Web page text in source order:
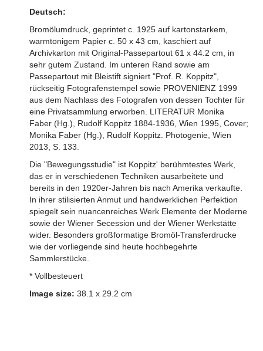
Deutsch:
Bromölumdruck, geprintet c. 1925 auf kartonstarkem,
warmtonigem Papier c. 50 x 43 cm, kaschiert auf
Archivkarton mit Original-Passepartout 61 x 44.2 cm, in
sehr gutem Zustand. Im unteren Rand sowie am
Passepartout mit Bleistift signiert "Prof. R. Koppitz",
rückseitig Fotografenstempel sowie PROVENIENZ 1999
aus dem Nachlass des Fotografen von dessen Tochter für
eine Privatsammlung erworben. LITERATUR Monika
Faber (Hg.), Rudolf Koppitz 1884-1936, Wien 1995, Cover;
Monika Faber (Hg.), Rudolf Koppitz. Photogenie, Wien
2013, S. 133.
Die "Bewegungsstudie" ist Koppitz' berühmtestes Werk,
das er in verschiedenen Techniken ausarbeitete und
bereits in den 1920er-Jahren bis nach Amerika verkaufte.
In ihrer stilisierten Anmut und handwerklichen Perfektion
spiegelt sein nuancenreiches Werk Elemente der Moderne
sowie der Wiener Secession und der Wiener Werkstätte
wider. Besonders großformatige Bromöl-Transferdrucke
wie der vorliegende sind heute hochbegehrte
Sammlerstücke.
* Vollbesteuert
Image size: 38.1 x 29.2 cm